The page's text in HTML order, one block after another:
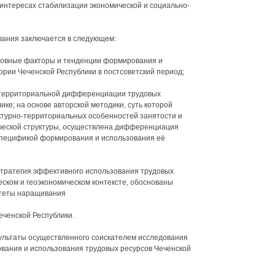
стабилизации экономической и социально-
заключается в следующем:
факторы и тенденции формирования и
Чеченской Республики в постсоветский период;
дифференциации трудовых
на основе авторской методики, суть которой
территориальных особенностей занятости и
структуры, осуществлена дифференциация
формирования и использования её
эффективного использования трудовых
и геоэкономическом контексте, обоснованы
наращивания
Республики.
осуществленного соискателем исследования
и использования трудовых ресурсов Чеченской